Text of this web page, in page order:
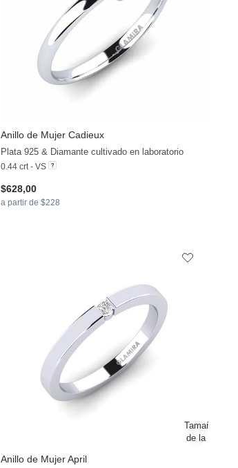
Anillo de Mujer Cadieux
Plata 925 & Diamante cultivado en laboratorio
0.44 crt - VS
$628,00
a partir de $228
Anillo de Mujer April